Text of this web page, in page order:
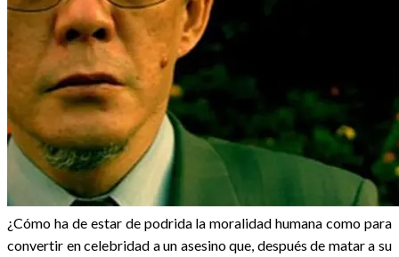
¿Cómo ha de estar de podrida la moralidad humana como para
convertir en celebridad a un asesino que, después de matar a su